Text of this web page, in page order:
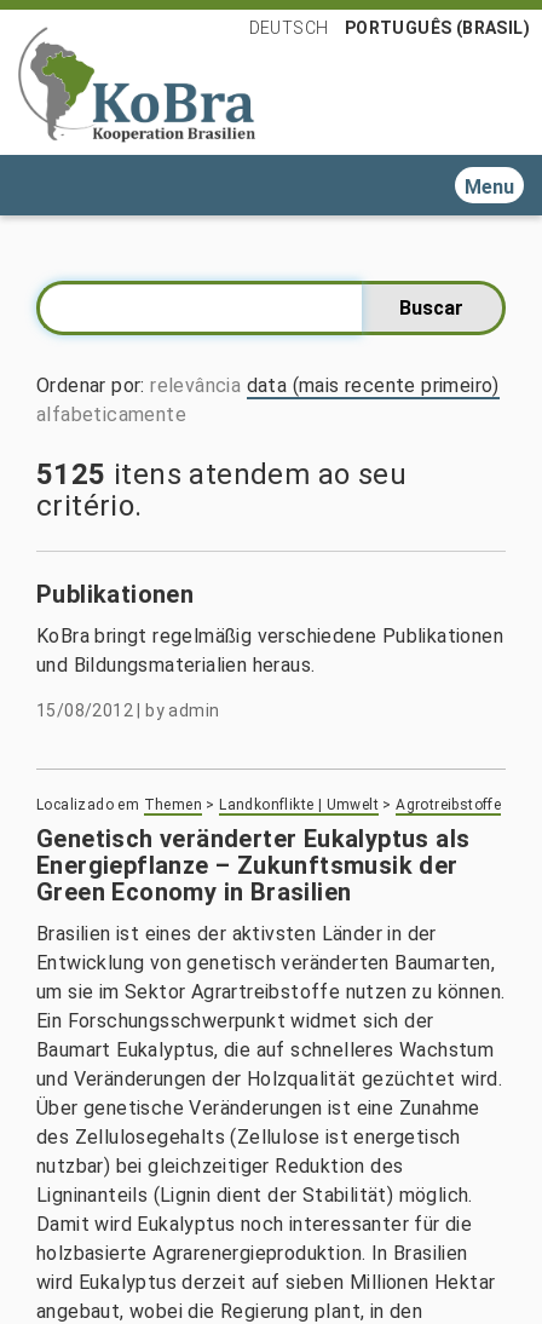
DEUTSCH PORTUGUÊS (BRASIL)
Toggle
Ordenar por:relevância data (mais recente primeiro)
alfabeticamente
5125 itens atendem ao seu
critério.
Publikationen
KoBra bringt regelmäßig verschiedene Publikationen
und Bildungsmaterialien heraus.
15/08/2012 byadmin
Localizado em Themen > Landkonflikte | Umwelt >Agrotreibstoffe
Genetisch veränderter Eukalyptus als
Energiepflanze – Zukunftsmusik der
Green Economy in Brasilien
Brasilien ist eines der aktivsten Länder in der
Entwicklung von genetisch veränderten Baumarten,
um sie im Sektor Agrartreibstoffe nutzen zu können.
Ein Forschungsschwerpunkt widmet sich der
Baumart Eukalyptus, die auf schnelleres Wachstum
und Veränderungen der Holzqualität gezüchtet wird.
Über genetische Veränderungen ist eine Zunahme
des Zellulosegehalts (Zellulose ist energetisch
nutzbar) bei gleichzeitiger Reduktion des
Ligninanteils (Lignin dient der Stabilität) möglich.
Damit wird Eukalyptus noch interessanter für die
holzbasierte Agrarenergieproduktion. In Brasilien
wird Eukalyptus derzeit auf sieben Millionen Hektar
angebaut, wobei die Regierung plant, in den